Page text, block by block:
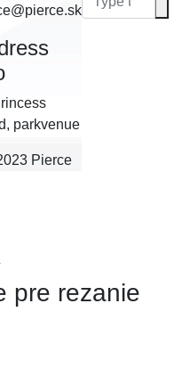
parkvenue
Pierce
pre rezanie